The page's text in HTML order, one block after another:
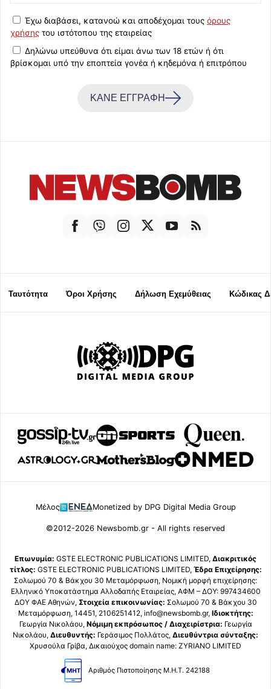
Έχω διαβάσει, κατανοώ και αποδέχομαι τους όρους
χρήσης του ιστότοπου της εταιρείας
Δηλώνω υπεύθυνα ότι είμαι άνω των 18 ετών ή ότι
βρίσκομαι υπό την εποπτεία γονέα ή κηδεμόνα ή επιτρόπου
ΚΑΝΕ ΕΓΓΡΑΦΗ
Ταυτότητα Όροι Χρήσης Δήλωση Εχεμύθειας Κώδικας
Μέλος Monetized by DPG Digital Media Group
©2012-2026 Newsbomb.gr - All rights reserved
Επωνυμία: GSTE ELECTRONIC PUBLICATIONS LIMITED, Διακριτικός
τίτλος: GSTE ELECTRONIC PUBLICATIONS LIMITED, Έδρα Επιχείρησης:
Σολωμού 70 & Βάκχου 30 Μεταμόρφωση, Νομική μορφή επιχείρησης:
Ελληνικό Υποκατάστημα Αλλοδαπής Εταιρείας, ΑΦΜ – ΔΟΥ: 997434600
ΔΟΥ ΦΑΕ Αθηνών, Στοιχεία επικοινωνίας: Σολωμού 70 & Βάκχου 30
Μεταμόρφωση, 14451, 2106251412, info@newsbomb.gr, Ιδιοκτήτης:
Γεωργία Νικολάου, Νόμιμη εκπρόσωπος / Διαχειρίστρια: Γεωργία
Νικολάου, Διευθυντής: Γεράσιμος Πολλάτος, Διευθύντρια σύνταξης:
Χρυσούλα Γρίβα, Δικαιούχος domain name: ZYRIANO LIMITED
Αριθμός Πιστοποίησης Μ.Η.Τ. 242188